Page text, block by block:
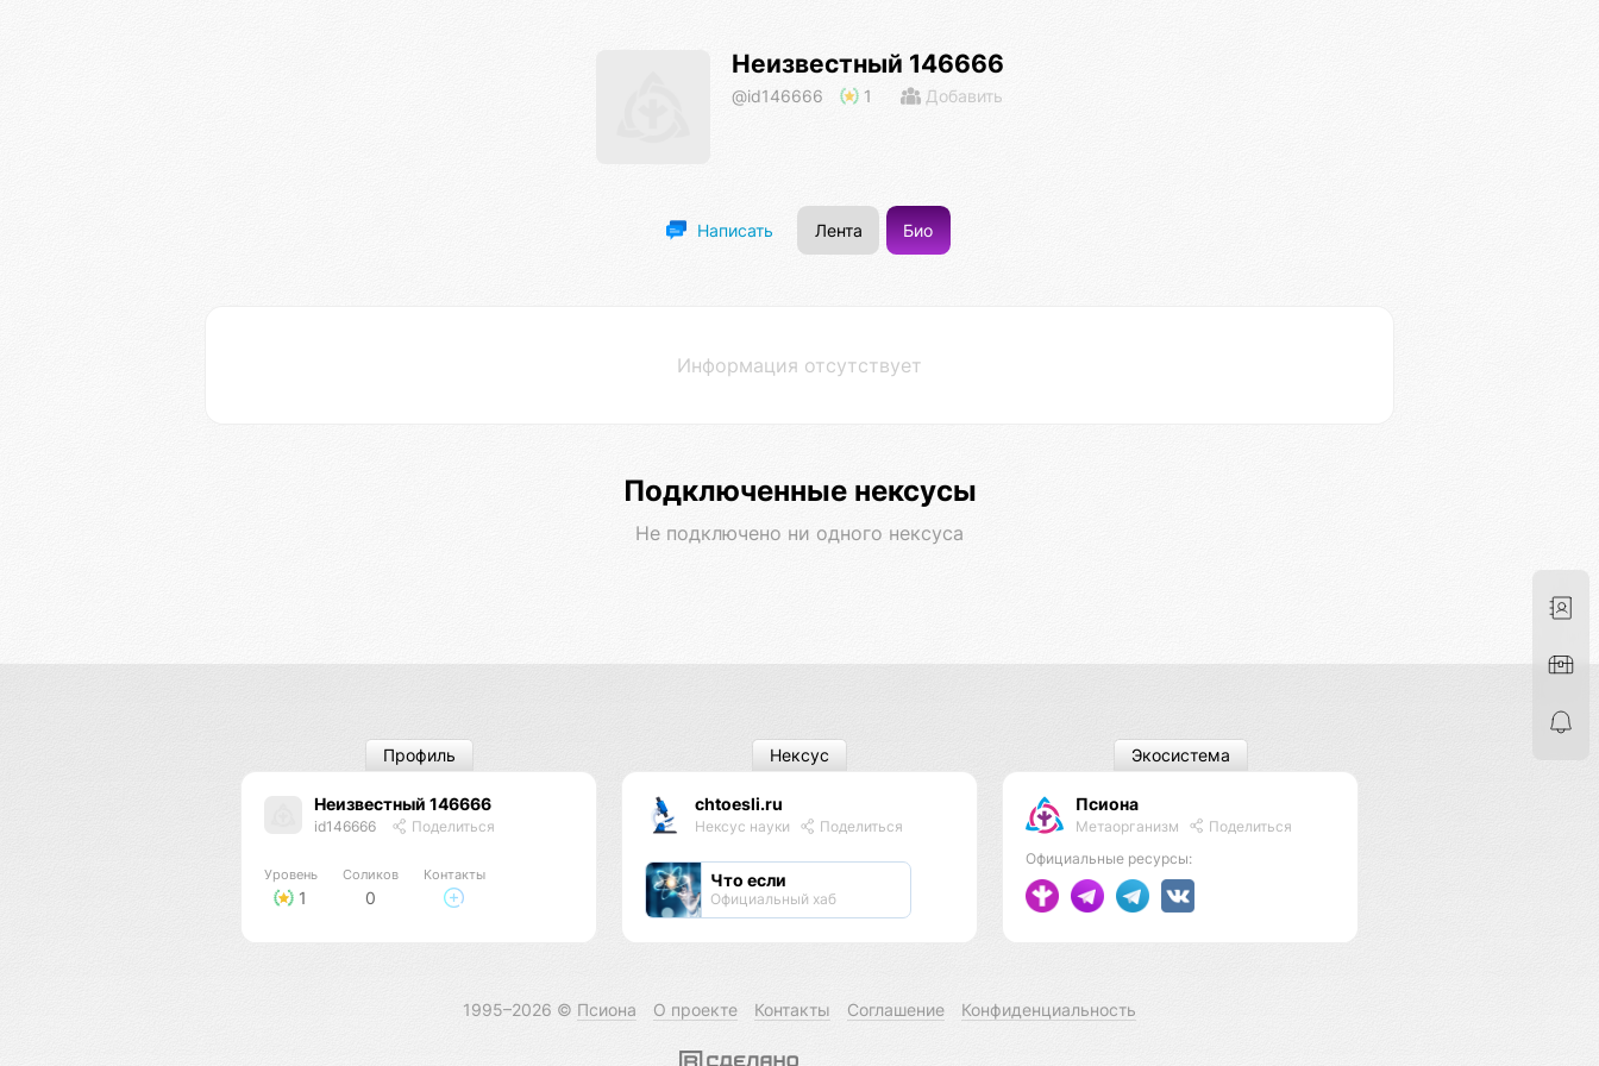
Неизвестный 146666
@id146666 1 Добавить
Написать Лента Био
Информация отсутствует
Подключенные нексусы
Не подключено ни одного нексуса
Неизвестный 146666
id146666 Поделиться
Уровень
1
Соликов
0
Контакты
Профиль
chtoesli.ru
Нексус науки Поделиться
Что если
Официальный хаб
Нексус
Псиона
Метаорганизм
Поделиться
Официальные ресурсы:
Экосистема
1995–2026 © Псиона О проекте Контакты Соглашение Конфиденциальность